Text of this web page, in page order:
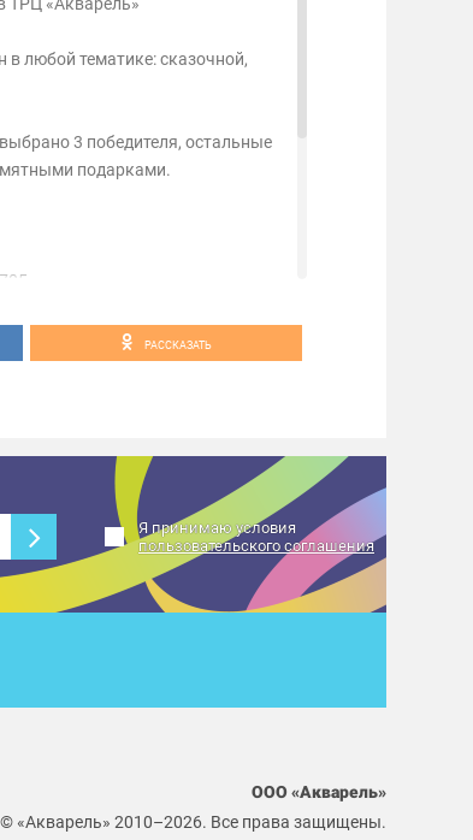
любой тематике: сказочной,
3 победителя, остальные
подарками.
РАССКАЗАТЬ
Я принимаю условия
пользовательского соглашения
ООО «Акварель»
© «Акварель» 2010–2026. Все права защищены.